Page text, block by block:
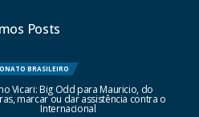
Posts
BRASILEIRO
Vicari: Big Odd para Mauricio, do
marcar ou dar assistência contra o
Internacional